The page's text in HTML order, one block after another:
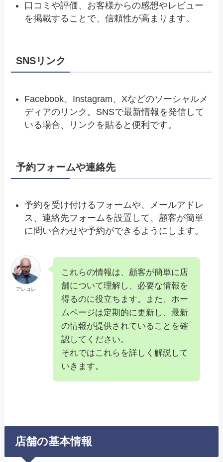
口コミや評価、お客様からの感想やレビュー
を掲載することで、信頼性が高まります。
SNSリンク
Facebook、Instagram、Xなどのソーシャルメ
ディアのリンク。SNSで最新情報を発信して
いる場合、リンクを貼ると便利です。
予約フォームや連絡先
予約を受け付けるフォームや、メールアドレ
ス、連絡先フォームを設置して、顧客が簡単
に問い合わせや予約ができるようにします。
アレコレ
これらの情報は、顧客が簡単に店
舗について理解し、必要な情報を
得るのに役立ちます。また、ホー
ムページは定期的に更新し、最新
の情報が提供されていることを確
認してください。
それではこれらを詳しく解説して
いきます。
店舗の基本情報